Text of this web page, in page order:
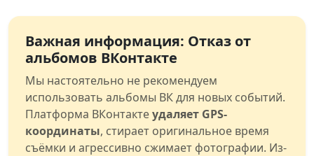
Важная информация: Отказ от
альбомов ВКонтакте
Мы настоятельно не рекомендуем
использовать альбомы ВК для новых событий.
Платформа ВКонтактеудаляет GPS-
координаты, стирает оригинальное время
съёмки и агрессивно сжимает фотографии. Из-